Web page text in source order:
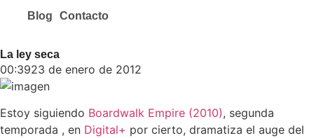
Blog Contacto
La ley seca
00:3923 de enero de 2012
Estoy siguiendo Boardwalk Empire (2010), segunda
temporada , en Digital+ por cierto, dramatiza el auge del